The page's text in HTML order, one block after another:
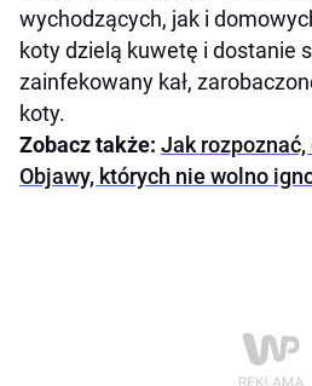
wychodzących, jak i
koty dzielą kuwetę i dostanie
zainfekowany kał,
koty.
Zobacz także: Jak
Objawy, których nie wolno